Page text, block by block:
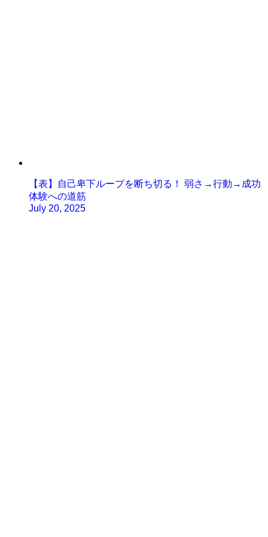
【表】自己卑下ループを断ち切る！ 弱さ→行動→成功
体験への道筋
July 20, 2025